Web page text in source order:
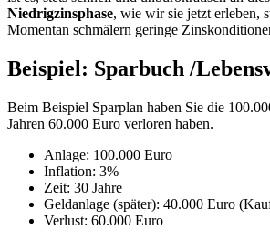
Niedrigzinsphase, wie wir sie jetzt erleben,
Momentan schmälern geringe
Beispiel: Sparbuch /
Beim Beispiel Sparplan haben Sie die
Jahren 60.000 Euro verloren haben.
Anlage: 100.000 Euro
Inflation: 3%
Zeit: 30 Jahre
Geldanlage (später): 40.000 Euro
Verlust: 60.000 Euro